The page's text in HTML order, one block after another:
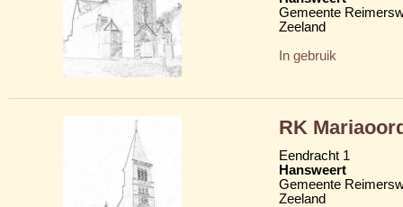
Gemeente
Zeeland
In gebruik
RK
Eendracht 1
Hansweert
Gemeente
Zeeland